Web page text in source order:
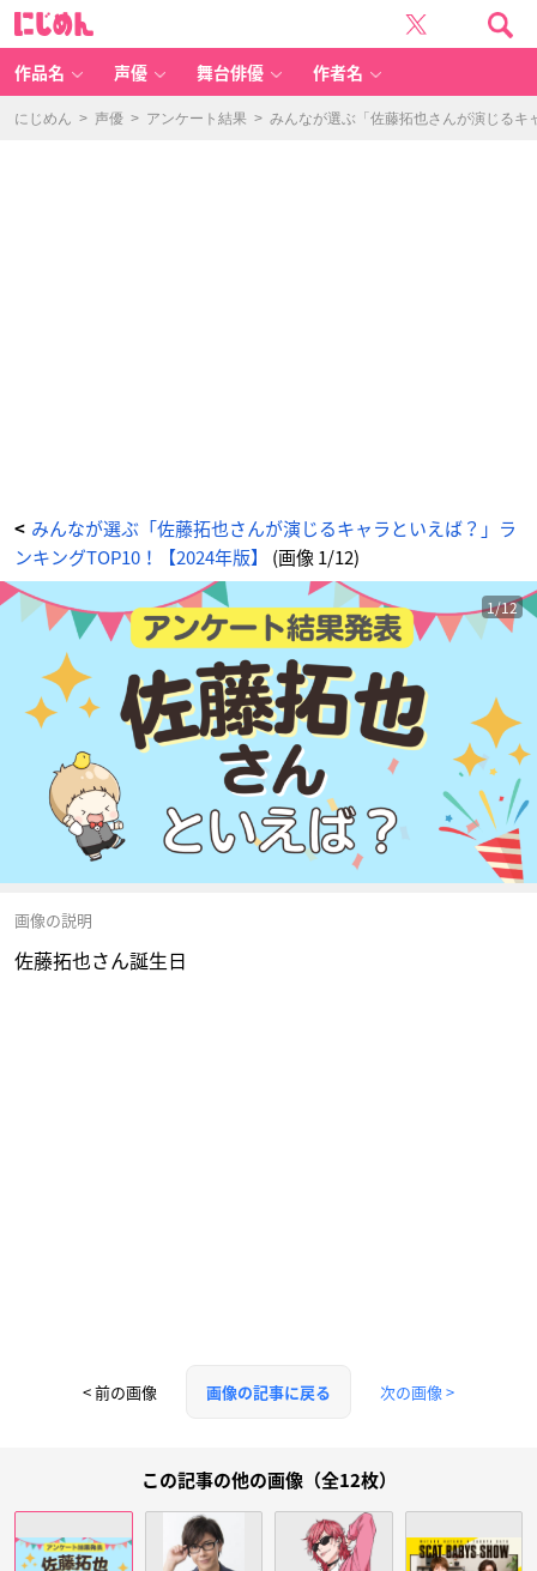
さ
日
作品名 声優 舞台俳優 作者名
にじめん > 声優 > アンケート結果 > みんなが選ぶ「佐藤拓也さんが演じる
< みんなが選ぶ「佐藤拓也さんが演じるキャラといえば？」ラ
ンキングTOP10！【2024年版】 (画像 1/12)
1/12
画像の説明
佐藤拓也さん誕生日
< 前の画像 画像の記事に戻る 次の画像 >
この記事の他の画像（全12枚）